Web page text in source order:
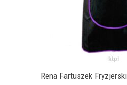
Rena Fartuszek